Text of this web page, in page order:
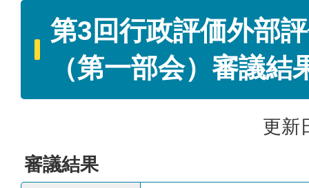
第3回行政評価外部
（第一部会）審議結
更新
審議結果